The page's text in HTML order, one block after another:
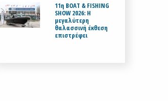
11η BOAT & FISHING
SHOW 2026: Η
μεγαλύτερη
θαλασσινή έκθεση
επιστρέφει